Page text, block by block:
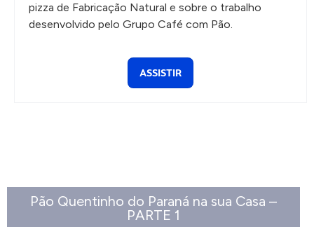
pizza de Fabricação Natural e sobre o trabalho
desenvolvido pelo Grupo Café com Pão.
ASSISTIR
Pão Quentinho do Paraná na sua Casa –
PARTE 1